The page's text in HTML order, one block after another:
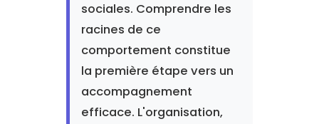
sociales. Comprendre les
racines de ce
comportement constitue
la première étape vers un
accompagnement
efficace. L'organisation,